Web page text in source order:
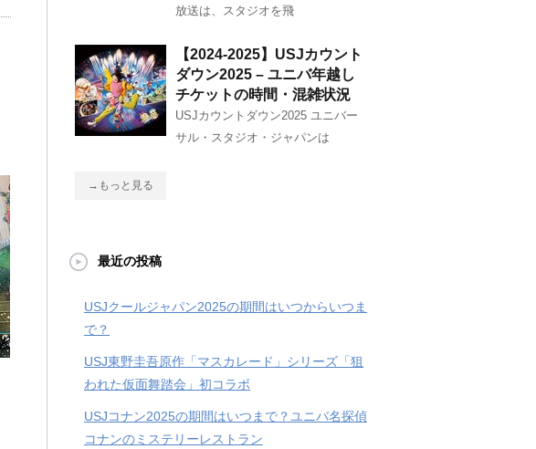
放送は、スタジオを飛
【2024-2025】USJカウント
ダウン2025 – ユニバ年越し
チケットの時間・混雑状況
USJカウントダウン2025 ユニバー
サル・スタジオ・ジャパンは
→もっと見る
最近の投稿
USJクールジャパン2025の期間はいつからいつま
で？
USJ東野圭吾原作「マスカレード」シリーズ「狙
われた仮面舞踏会」初コラボ
USJコナン2025の期間はいつまで？ユニバ名探偵
コナンのミステリーレストラン